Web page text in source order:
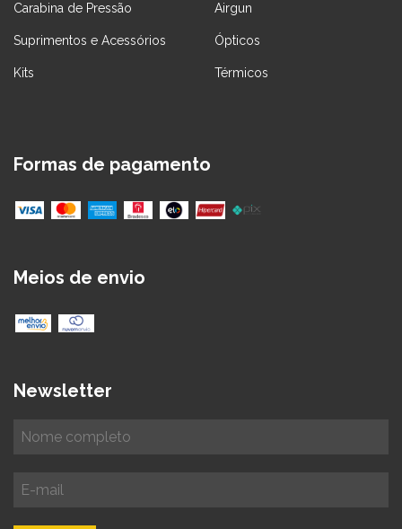
Carabina de Pressão Airgun
Suprimentos e Acessórios Ópticos
Kits Térmicos
Formas de pagamento
Meios de envio
Newsletter